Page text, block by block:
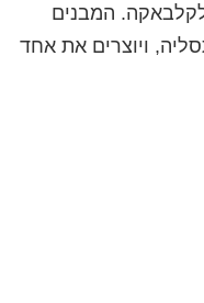
המבנים
ויוצרים את אחד